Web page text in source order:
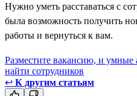
Нужно уметь расставаться с
была возможность получить
работы и вернуться к вам.
Разместите вакансию, и
найти сотрудников
↩ К другим статьям